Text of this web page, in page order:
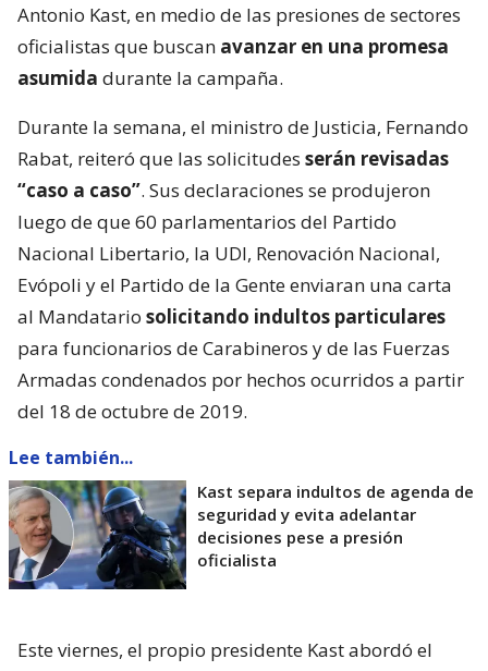
Antonio Kast, en medio de las presiones de sectores
oficialistas que buscan avanzar en una promesa
asumida durante la campaña.
Durante la semana, el ministro de Justicia, Fernando
Rabat, reiteró que las solicitudes serán revisadas
“caso a caso”. Sus declaraciones se produjeron
luego de que 60 parlamentarios del Partido
Nacional Libertario, la UDI, Renovación Nacional,
Evópoli y el Partido de la Gente enviaran una carta
al Mandatario solicitando indultos particulares
para funcionarios de Carabineros y de las Fuerzas
Armadas condenados por hechos ocurridos a partir
del 18 de octubre de 2019.
Lee también...
Kast separa indultos de agenda de
seguridad y evita adelantar
decisiones pese a presión
oficialista
Este viernes, el propio presidente Kast abordó el